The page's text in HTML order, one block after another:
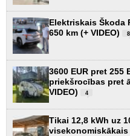
Elektriskais Škoda
650 km (+ VIDEO)
8
3600 EUR pret 255
priekšrocības pret
VIDEO)
4
Tikai 12,8 kWh uz
visekonomiskākais